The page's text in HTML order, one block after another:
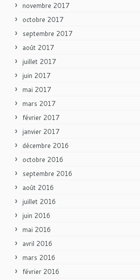
novembre 2017
octobre 2017
septembre 2017
août 2017
juillet 2017
juin 2017
mai 2017
mars 2017
février 2017
janvier 2017
décembre 2016
octobre 2016
septembre 2016
août 2016
juillet 2016
juin 2016
mai 2016
avril 2016
mars 2016
février 2016